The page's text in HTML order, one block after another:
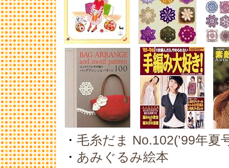
・ 毛糸だま No.102(’99年夏
・ あみぐるみ絵本